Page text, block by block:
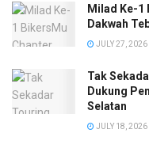
Milad Ke-1
Dakwah
JULY 27, 2026
Tak
Dukung
Selatan
JULY 18, 2026